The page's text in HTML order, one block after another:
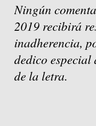
Ningún
2019 recibirá
inadherencia,
dedico
de la letra.